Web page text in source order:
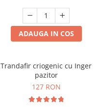
ADAUGA IN COS
Trandafir criogenic cu Inger
pazitor
127 RON